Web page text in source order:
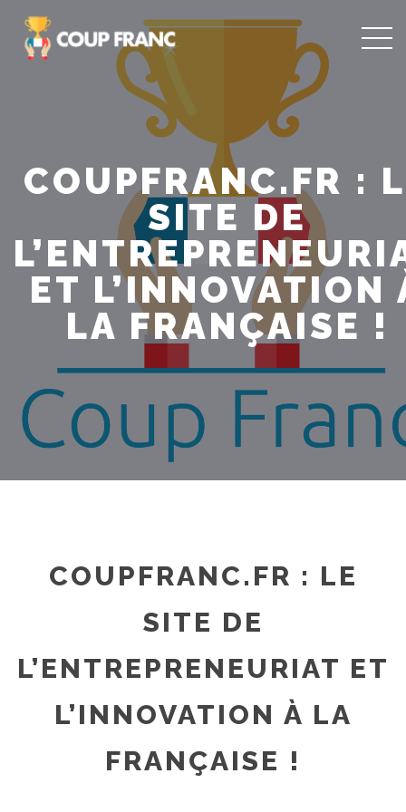
COUPFRANC.FR :
SITE DE
ET L’INNOVATION
LA FRANÇAISE !
COUPFRANC.FR : LE
SITE DE
L’ENTREPRENEURIAT ET
L’INNOVATION À LA
FRANÇAISE !